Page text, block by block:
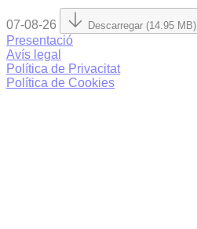
07-08-26 Descarregar (14.95 MB)
Presentació
Avís legal
Política de Privacitat
Política de Cookies